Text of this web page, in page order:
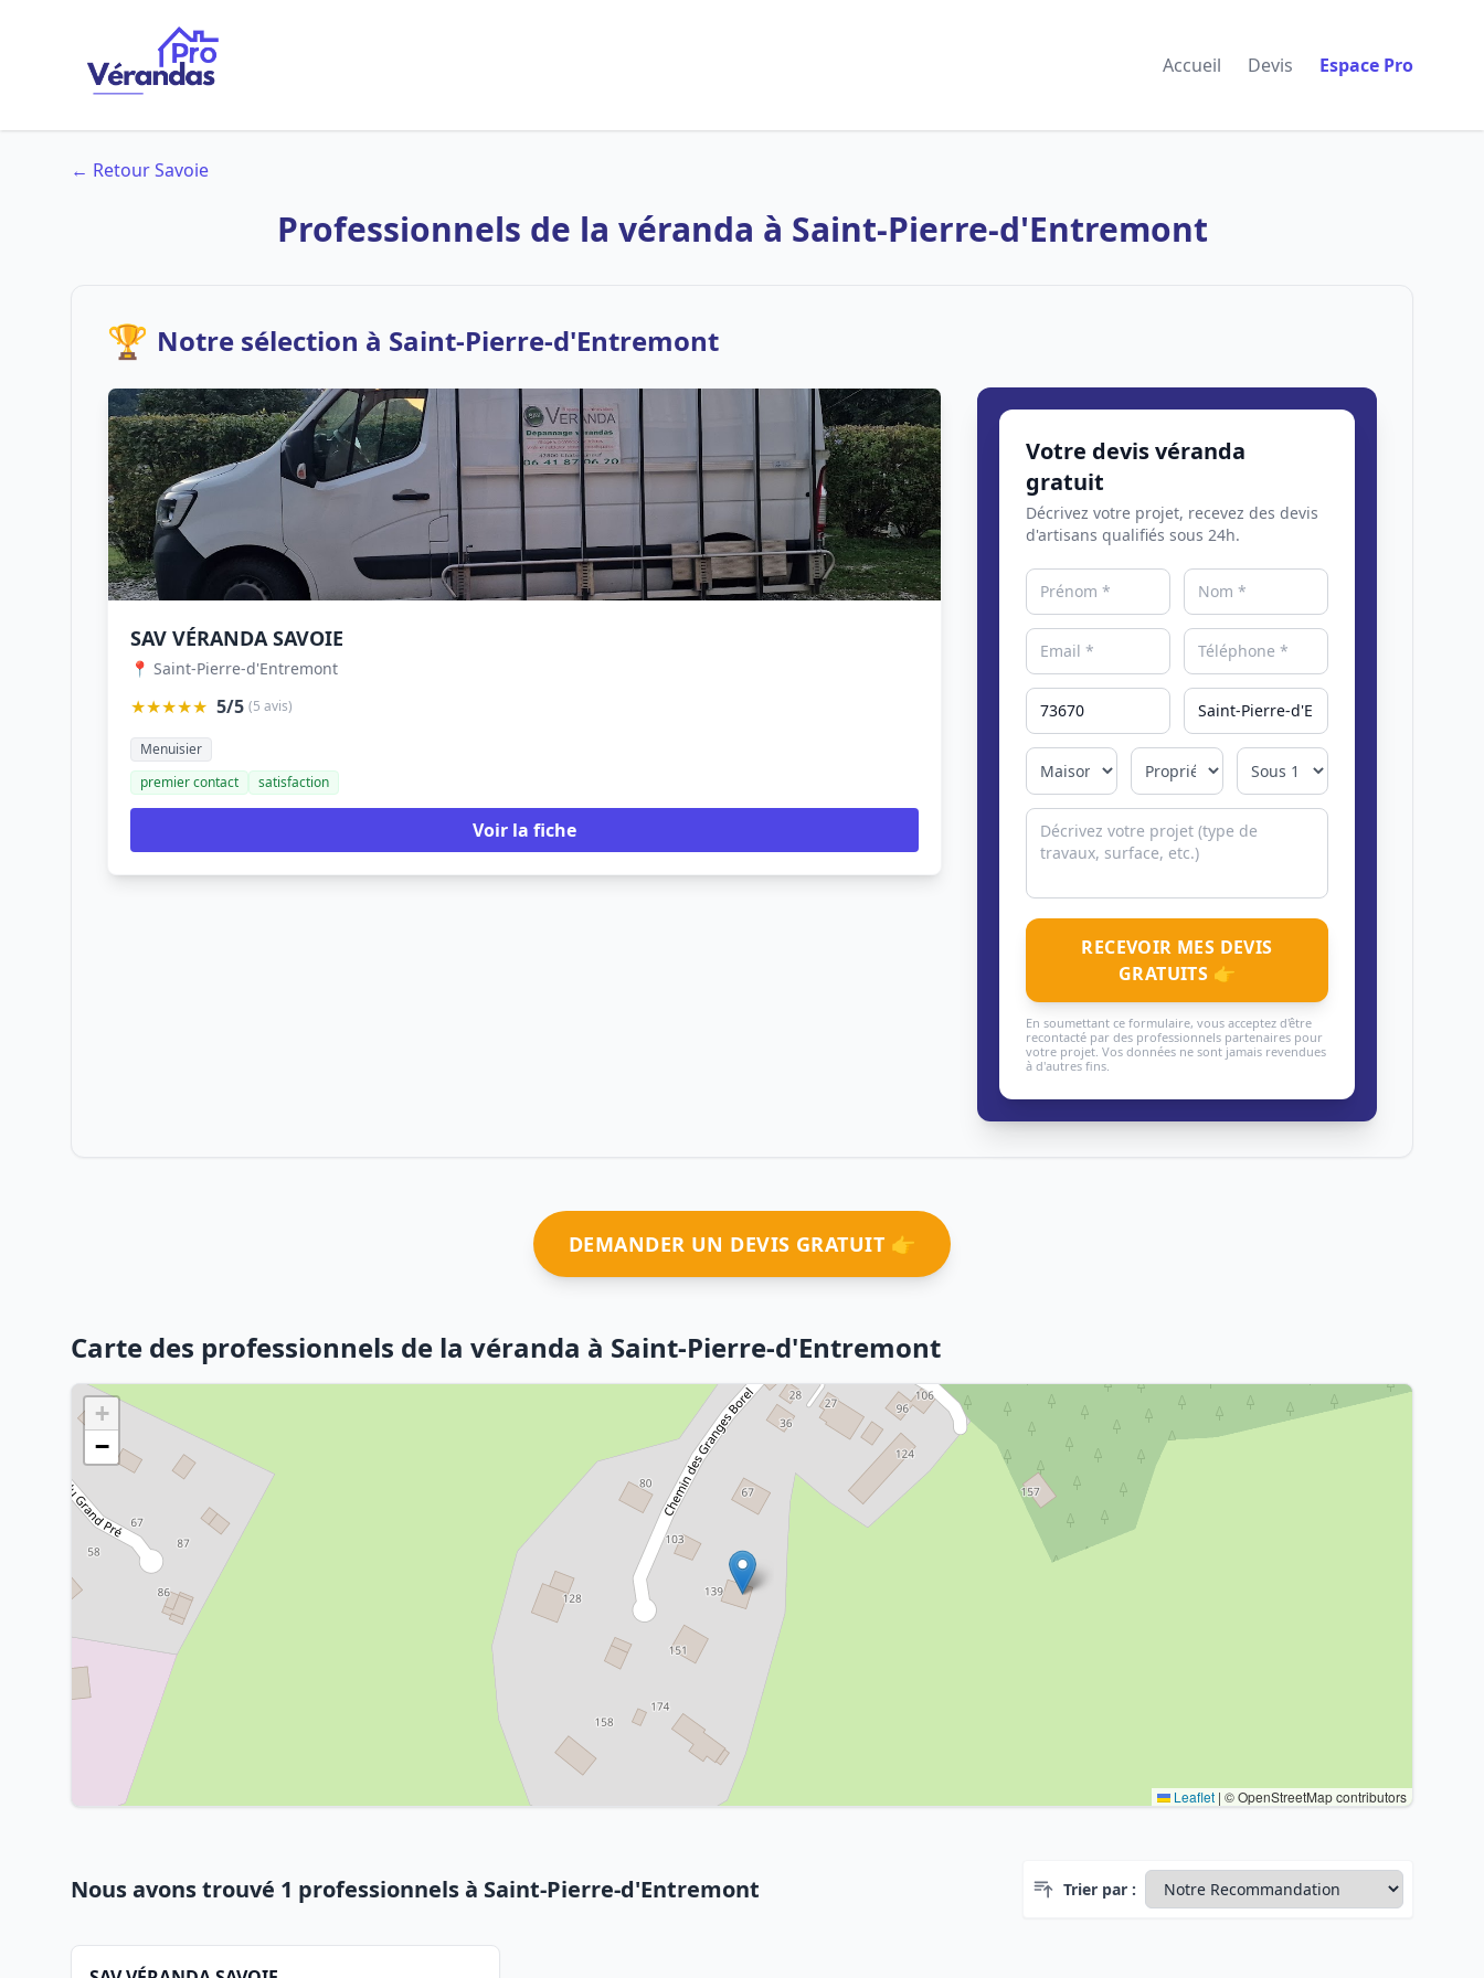
Accueil Devis Espace Pro
← Retour Savoie
Professionnels de la véranda à Saint-Pierre-d'Entremont
🏆 Notre sélection à Saint-Pierre-d'Entremont
SAV VÉRANDA SAVOIE
📍 Saint-Pierre-d'Entremont
★★★★★ 5/5 (5 avis)
Menuisier
premier contact
satisfaction
Voir la fiche
Votre devis véranda
gratuit
Décrivez votre projet, recevez des devis
d'artisans qualifiés sous 24h.
RECEVOIR MES DEVIS
GRATUITS 👉
En soumettant ce formulaire, vous acceptez d'être
recontacté par des professionnels partenaires pour
votre projet. Vos données ne sont jamais revendues
à d'autres fins.
DEMANDER UN DEVIS GRATUIT 👉
Carte des professionnels de la véranda à Saint-Pierre-d'Entremont
+
−
Leaflet | © OpenStreetMap contributors
Nous avons trouvé 1 professionnels à Saint-Pierre-d'Entremont Trier par :